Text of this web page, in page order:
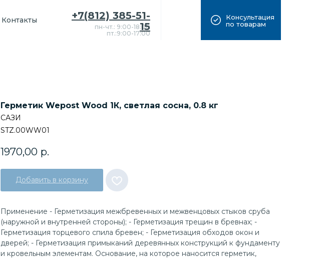
Консультация
по товарам
пн-чт.: 9:00-18:00
пт.:9:00-17:00
+7(812) 385-51-
15
Контакты
Герметик Wepost Wood 1К, светлая сосна, 0.8 кг
САЗИ
STZ.00WW01
1970,00 р.
Добавить в корзину
Применение - Герметизация межбревенных и межвенцовых стыков сруба
(наружной и внутренней стороны); - Герметизация трещин в бревнах; -
Герметизация торцевого спила бревен; - Герметизация обходов окон и
дверей; - Герметизация примыканий деревянных конструкций к фундаменту
и кровельным элементам. Основание, на которое наносится герметик,